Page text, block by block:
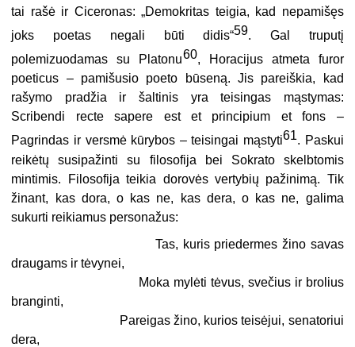
tai rašė ir Ciceronas: „Demokritas teigia, kad nepamišęs
joks poetas negali būti didis“59. Gal truputį
polemizuodamas su Platonu60, Horacijus atmeta furor
poeticus – pamišusio poeto būseną. Jis pareiškia, kad
rašymo pradžia ir šaltinis yra teisingas mąstymas:
Scribendi recte sapere est et principium et fons –
Pagrindas ir versmė kūrybos – teisingai mąstyti61. Paskui
reikėtų susipažinti su filosofija bei Sokrato skelbtomis
mintimis. Filosofija teikia dorovės vertybių pažinimą. Tik
žinant, kas dora, o kas ne, kas dera, o kas ne, galima
sukurti reikiamus personažus:
Tas, kuris priedermes žino savas
draugams ir tėvynei,
Moka mylėti tėvus, svečius ir brolius
branginti,
Pareigas žino, kurios teisėjui, senatoriui
dera,